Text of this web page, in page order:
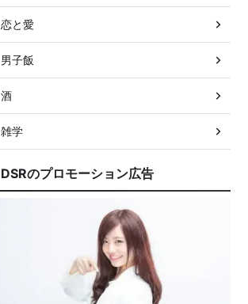
恋と愛
男子飯
酒
雑学
DSRのプロモーション広告